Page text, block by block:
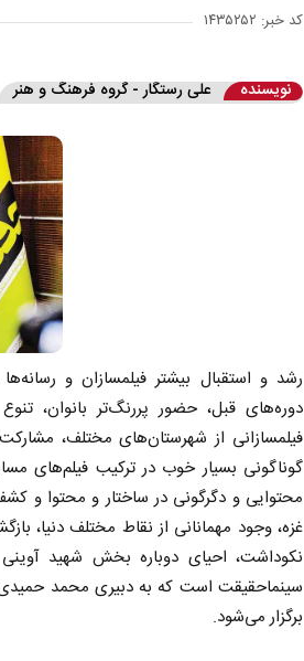
کد خبر: ۱۴۳۵۲۵۲
نویسنده علی رستگار - گروه فرهنگ و هنر
رشد و استقبال بیشتر فیلمسازان و
دوره‌های قبل، حضور پررنگ‌تر بانوان،
فیلمسازانی از شهرستان‌های مختلف،
گوناگونی بسیار خوب در ترکیب فیلم‌های
محتوایی و دگرگونی در ساختار و محتوا و
غزه، وجود مهمانانی از نقاط مختلف دنیا،
نکوداشت، احیای دوباره بخش شهید
برگزار می‌شود.